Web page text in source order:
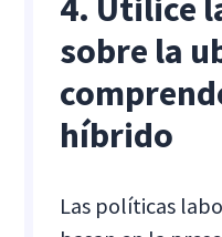
4. Utilice
sobre la
híbrido
Las políticas